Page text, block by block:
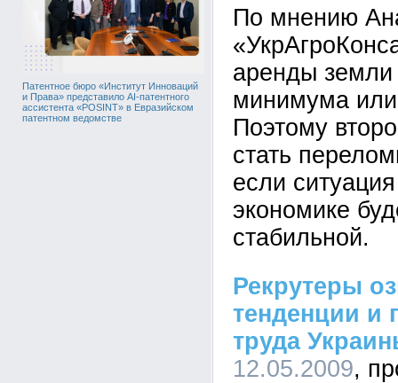
Патентное бюро «Институт Инноваций
и Права» представило AI-патентного
ассистента «POSINT» в Евразийском
патентном ведомстве
По мнению
аренды земли
минимума или
Поэтому
стать
если
экономике
стабильной.
Рекрутеры
тенденции и
труда
12.05.2009